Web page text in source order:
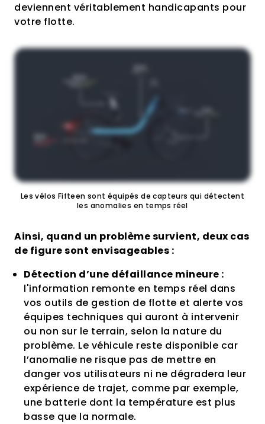
deviennent véritablement handicapants pour
votre flotte.
Les vélos Fifteen sont équipés de capteurs qui détectent
les anomalies en temps réel
Ainsi, quand un problème survient, deux cas
de figure sont envisageables :
Détection d’une défaillance mineure :
l'information remonte en temps réel dans
vos outils de gestion de flotte et alerte vos
équipes techniques qui auront à intervenir
ou non sur le terrain, selon la nature du
problème. Le véhicule reste disponible car
l’anomalie ne risque pas de mettre en
danger vos utilisateurs ni ne dégradera leur
expérience de trajet, comme par exemple,
une batterie dont la température est plus
basse que la normale.